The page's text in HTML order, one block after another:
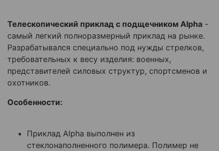
Телескопический приклад с подщечником Alpha -
самый легкий полноразмерный приклад на рынке.
Разрабатывался специально под нужды стрелков,
требовательных к весу изделия: военных,
представителей силовых структур, спортсменов и
охотников.
Особенности:
Приклад Alpha выполнен из
стеклонаполненного полимера. Полимер не